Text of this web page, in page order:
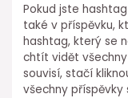
Pokud jste
také v příspěvku,
hashtag, který se
chtít vidět
souvisí, stačí
všechny